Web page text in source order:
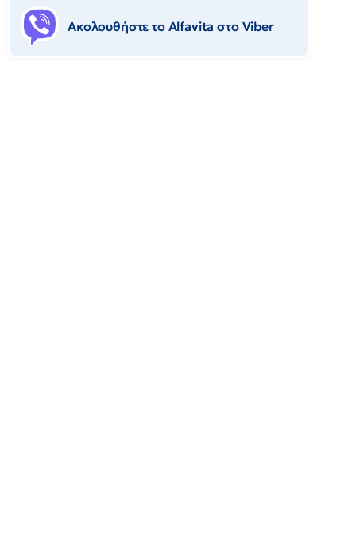
Ακολουθήστε το Αlfavita στο Viber